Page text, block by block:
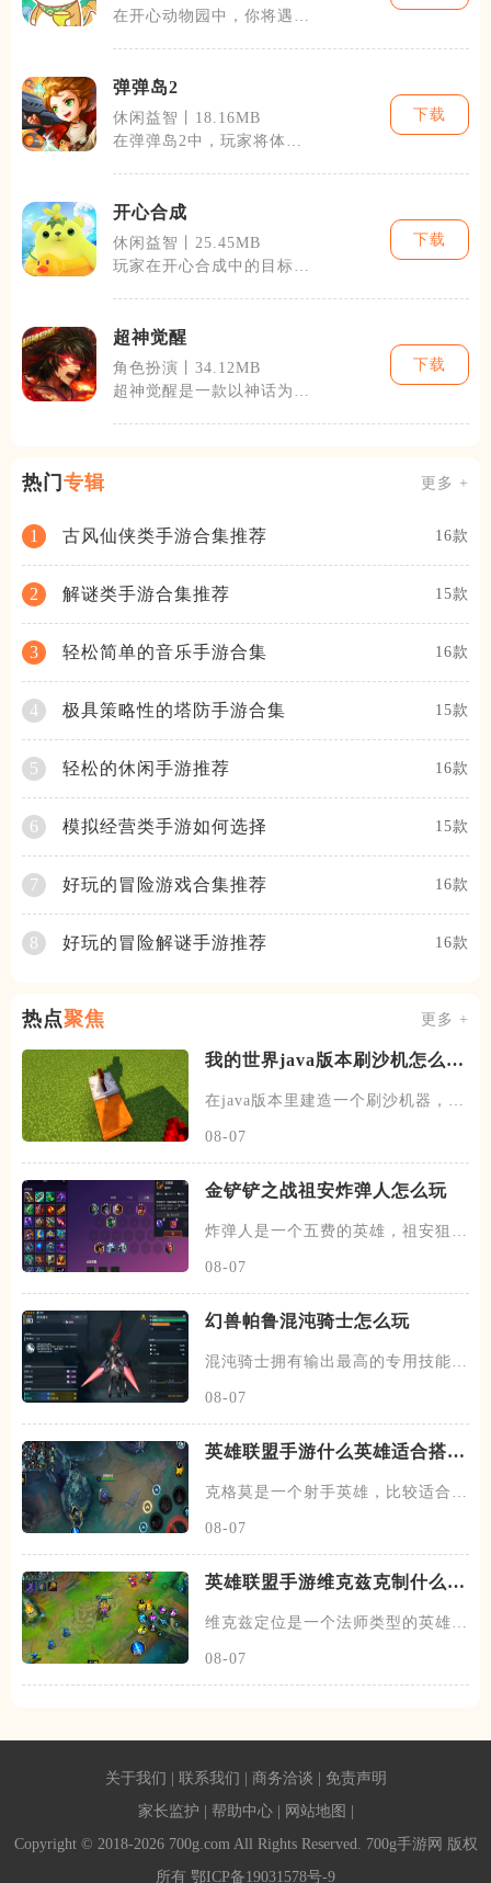
在开心动物园中，你将遇到
弹弹岛2
休闲益智丨18.16MB
在弹弹岛2中，玩家将体验
下载
开心合成
休闲益智丨25.45MB
玩家在开心合成中的目标是
下载
超神觉醒
角色扮演丨34.12MB
超神觉醒是一款以神话为背
下载
热门 专辑 更多 +
1 古风仙侠类手游合集推荐 16款
2 解谜类手游合集推荐 15款
3 轻松简单的音乐手游合集 16款
4 极具策略性的塔防手游合集 15款
5 轻松的休闲手游推荐 16款
6 模拟经营类手游如何选择 15款
7 好玩的冒险游戏合集推荐 16款
8 好玩的冒险解谜手游推荐 16款
热点聚焦 更多 +
我的世界java版本刷沙机怎么建
在java版本里建造一个刷沙机器，首
08-07
金铲铲之战祖安炸弹人怎么玩
炸弹人是一个五费的英雄，祖安狙神
08-07
幻兽帕鲁混沌骑士怎么玩
混沌骑士拥有输出最高的专用技能双
08-07
英雄联盟手游什么英雄适合搭配
克格莫是一个射手英雄，比较适合走
08-07
英雄联盟手游维克兹克制什么英
维克兹定位是一个法师类型的英雄，
08-07
关于我们 联系我们 商务洽谈
免责声明
家长监护
帮助中心 网站地图
Copyright © 2018-2026 700g.com All Rights Reserved. 700g手游网 版权
所有 鄂ICP备19031578号-9